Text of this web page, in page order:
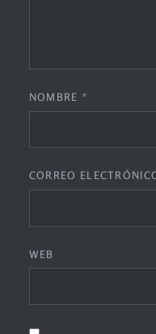
NOMBRE *
CORREO
WEB